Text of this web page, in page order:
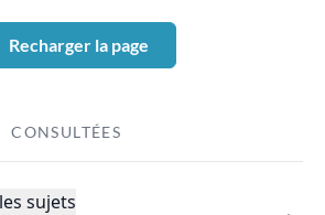
Recharger la page
sujets